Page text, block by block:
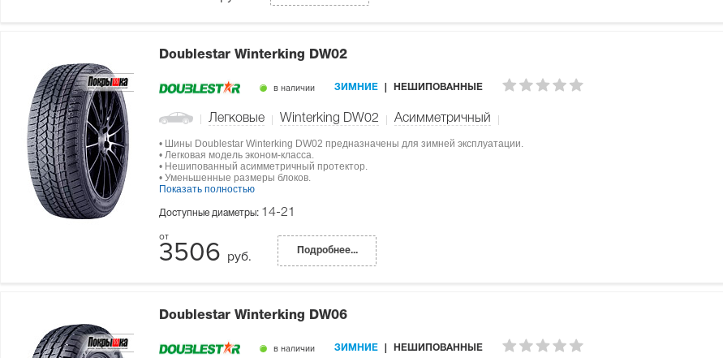
Doublestar Winterking DW02
в наличии ЗИМНИЕ НЕШИПОВАННЫЕ
Легковые Winterking DW02 Асимметричный
• Шины Doublestar Winterking DW02 предназначены для зимней эксплуатации.
• Легковая модель эконом-класса.
• Нешипованный асимметричный протектор.
• Уменьшенные размеры блоков.
Показать полностью
Доступные диаметры: 14-21
3506 руб. Подробнее...
Doublestar Winterking DW06
в наличии ЗИМНИЕ НЕШИПОВАННЫЕ